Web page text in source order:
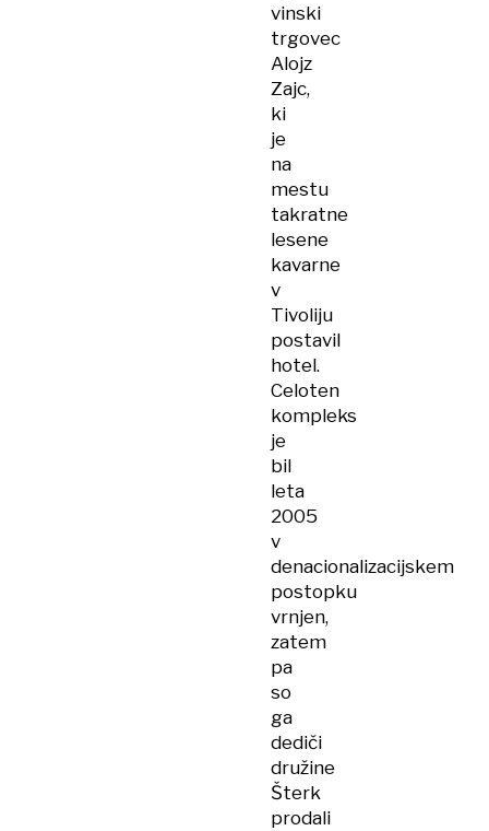
vinski
trgovec
Alojz
Zajc,
ki
je
na
mestu
takratne
lesene
kavarne
v
Tivoliju
postavil
hotel.
Celoten
kompleks
je
bil
leta
2005
v
denacionalizacijskem
postopku
vrnjen,
zatem
pa
so
ga
dediči
družine
Šterk
prodali